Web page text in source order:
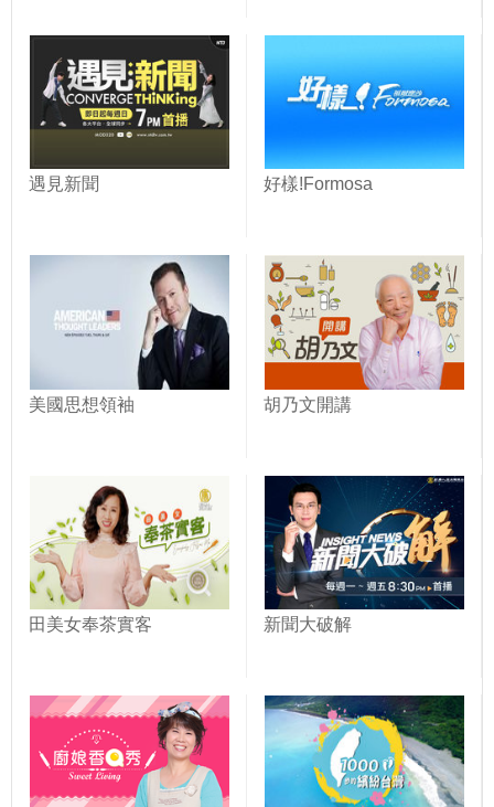
遇見新聞 好樣!Formosa
美國思想領袖 胡乃文開講
田美女奉茶實客 新聞大破解